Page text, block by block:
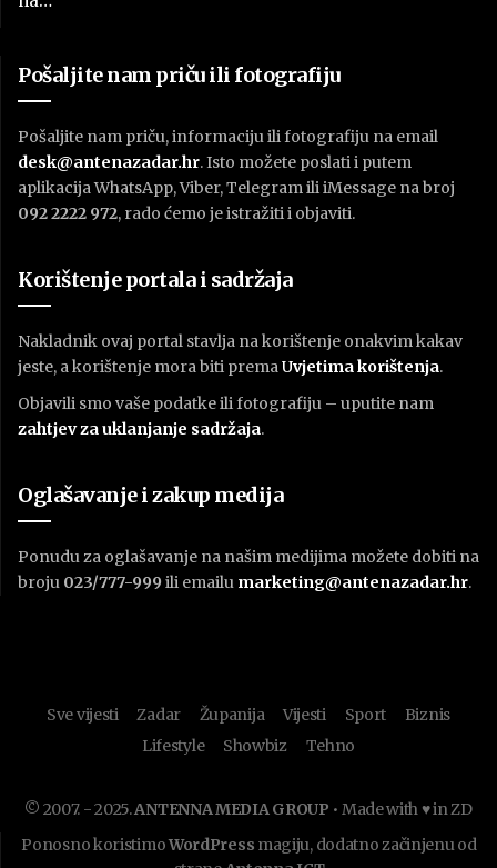
Pošaljite nam priču ili fotografiju
Pošaljite nam priču, informaciju ili fotografiju na email
desk@antenazadar.hr. Isto možete poslati i putem
aplikacija WhatsApp, Viber, Telegram ili iMessage na broj
092 2222 972, rado ćemo je istražiti i objaviti.
Korištenje portala i sadržaja
Nakladnik ovaj portal stavlja na korištenje onakvim kakav
jeste, a korištenje mora biti premaUvjetima korištenja.
Objavili smo vaše podatke ili fotografiju – uputite nam
zahtjev za uklanjanje sadržaja.
Oglašavanje i zakup medija
Ponudu za oglašavanje na našim medijima možete dobiti na
broju 023/777-999 ili emailu marketing@antenazadar.hr.
Sve vijesti Zadar Županija Vijesti Sport
Biznis
Lifestyle
Showbiz Tehno
© 2007. - 2025.ANTENNA MEDIA GROUP • Made with ♥ in ZD
Ponosno koristimoWordPress magiju, dodatno začinjenu od